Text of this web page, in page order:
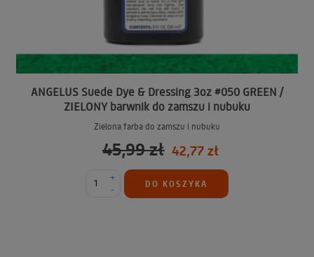
ANGELUS Suede Dye & Dressing 3oz #050 GREEN /
ZIELONY barwnik do zamszu i nubuku
Zielona farba do zamszu i nubuku
45,99 zł 42,77 zł
-
+
DO KOSZYKA